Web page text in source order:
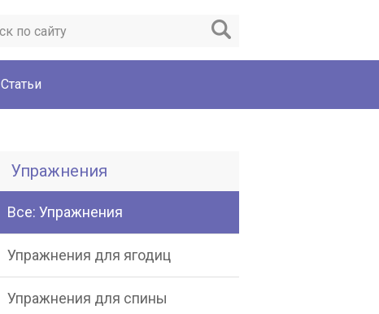
Статьи
Упражнения
Все: Упражнения
Упражнения для ягодиц
Упражнения для спины